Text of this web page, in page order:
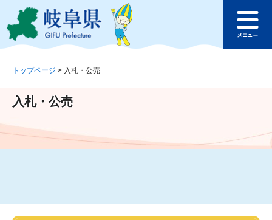
ジ
ュ
文
このページの本文へ
ュ
トップページ > 入札・公売
入札・公売